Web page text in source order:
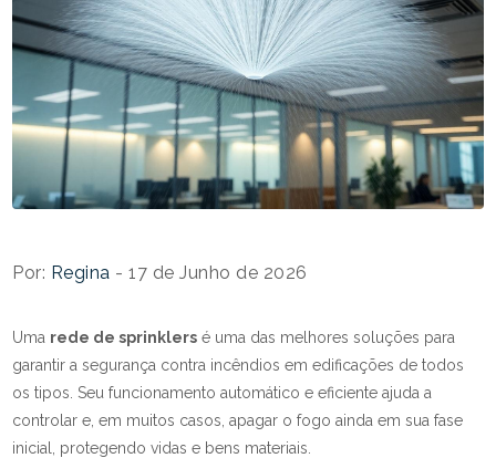
Por: Regina - 17 de Junho de 2026
Uma rede de sprinklers é uma das melhores soluções para
garantir a segurança contra incêndios em edificações de todos
os tipos. Seu funcionamento automático e eficiente ajuda a
controlar e, em muitos casos, apagar o fogo ainda em sua fase
inicial, protegendo vidas e bens materiais.